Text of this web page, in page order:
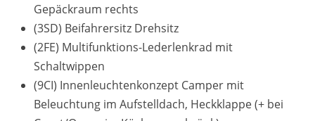
Gepäckraum rechts
(3SD) Beifahrersitz Drehsitz
(2FE) Multifunktions-Lederlenkrad mit
Schaltwippen
(9CI) Innenleuchtenkonzept Camper mit
Beleuchtung im Aufstelldach, Heckklappe (+ bei